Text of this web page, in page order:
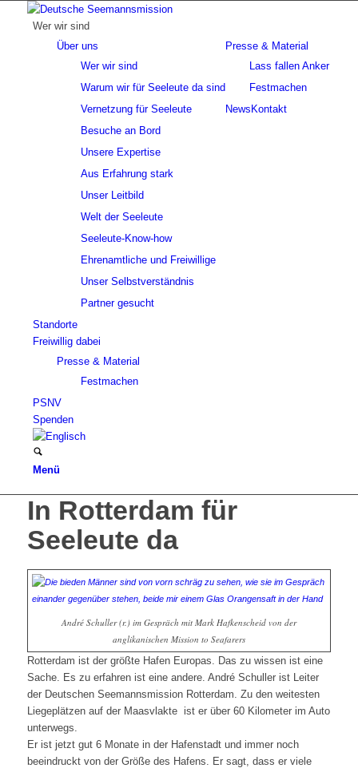
Wer wir sind
Über uns
Wer wir sind
Warum wir für Seeleute da sind
Vernetzung für Seeleute
Besuche an Bord
Unsere Expertise
Aus Erfahrung stark
Unser Leitbild
Welt der Seeleute
Seeleute-Know-how
Ehrenamtliche und Freiwillige
Unser Selbstverständnis
Partner gesucht
Presse & Material
Lass fallen Anker
Festmachen
News Kontakt
Standorte
Freiwillig dabei
Presse & Material
Festmachen
PSNV
Spenden
Menü
In Rotterdam für
Seeleute da
André Schuller (r.) im Gespräch mit Mark Hafkenscheid von der
anglikanischen Mission to Seafarers
Rotterdam ist der größte Hafen Europas. Das zu wissen ist eine
Sache. Es zu erfahren ist eine andere. André Schuller ist Leiter
der Deutschen Seemannsmission Rotterdam. Zu den weitesten
Liegeplätzen auf der Maasvlakte ist er über 60 Kilometer im Auto
unterwegs.
Er ist jetzt gut 6 Monate in der Hafenstadt und immer noch
beeindruckt von der Größe des Hafens. Er sagt, dass er viele